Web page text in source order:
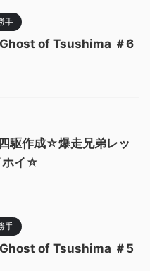
手
Ghost of Tsushima ＃6
四駆作成☆爆走兄弟レッ
ホイ☆
手
Ghost of Tsushima ＃5